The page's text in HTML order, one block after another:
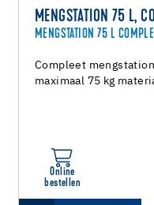
MENGSTATION 75 L,
MENGSTATION 75 L
Compleet
maximaal 75 kg
Online
bestellen